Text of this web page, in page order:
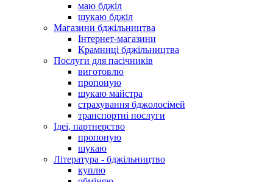
маю бджіл
шукаю бджіл
Магазини бджільництва
Інтернет-магазини
Крамниці бджільництва
Послуги для пасічників
виготовлю
пропоную
шукаю майстра
страхування бджолосімей
транспортні послуги
Ідеї, партнерство
пропоную
шукаю
Література - бджільництво
куплю